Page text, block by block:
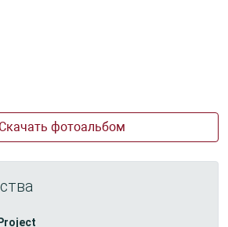
Скачать фотоальбом